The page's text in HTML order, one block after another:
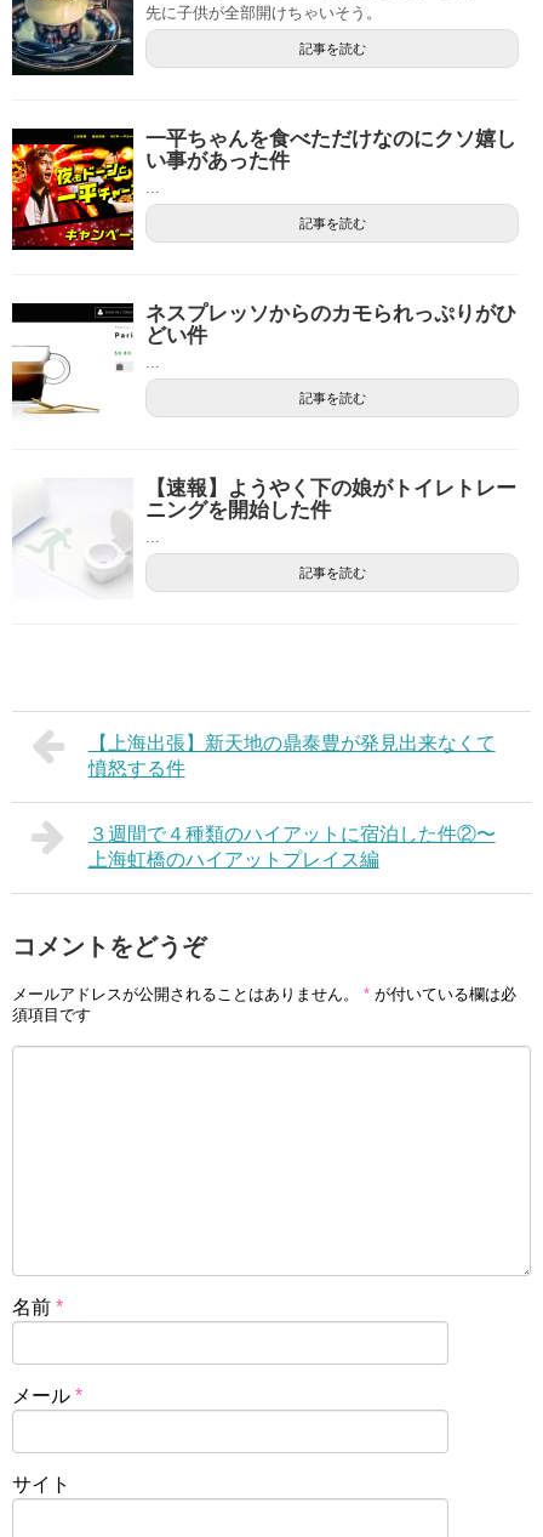
先に子供が全部開けちゃいそう。
記事を読む
一平ちゃんを食べただけなのにクソ嬉し
い事があった件
...
記事を読む
ネスプレッソからのカモられっぷりがひ
どい件
...
記事を読む
【速報】ようやく下の娘がトイレトレー
ニングを開始した件
...
記事を読む
【上海出張】新天地の鼎泰豊が発見出来なくて
憤怒する件
３週間で４種類のハイアットに宿泊した件②〜
上海虹橋のハイアットプレイス編
コメントをどうぞ
メールアドレスが公開されることはありません。 * が付いている欄は必
須項目です
名前 *
メール *
サイト